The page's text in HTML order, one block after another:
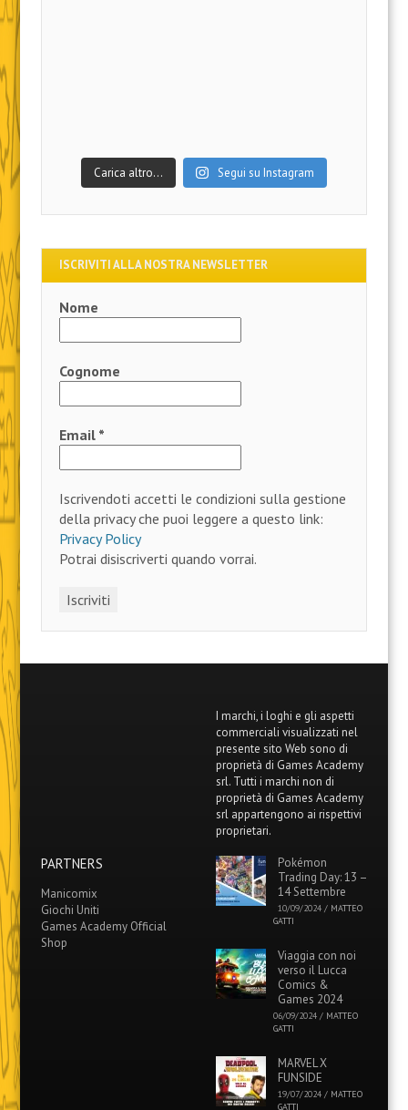
Carica altro… Segui su Instagram
ISCRIVITI ALLA NOSTRA NEWSLETTER
Nome
Cognome
Email *
Iscrivendoti accetti le condizioni sulla gestione
della privacy che puoi leggere a questo link:
Privacy Policy
Potrai disiscriverti quando vorrai.
I marchi, i loghi e gli aspetti
commerciali visualizzati nel
presente sito Web sono di
proprietà di Games Academy
srl. Tutti i marchi non di
proprietà di Games Academy
srl appartengono ai rispettivi
proprietari.
PARTNERS
Manicomix
Giochi Uniti
Games Academy Official
Shop
Pokémon
Trading Day: 13 –
14 Settembre
10/09/2024 / MATTEO
GATTI
Viaggia con noi
verso il Lucca
Comics &
Games 2024
06/09/2024 / MATTEO
GATTI
MARVEL X
FUNSIDE
19/07/2024 / MATTEO
GATTI